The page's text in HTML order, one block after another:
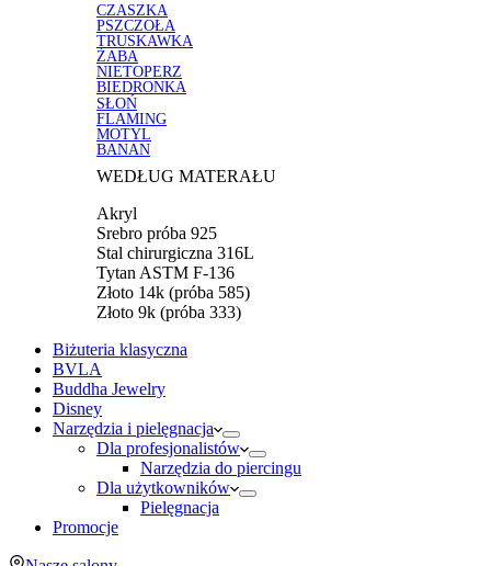
CZASZKA
PSZCZOŁA
TRUSKAWKA
ŻABA
NIETOPERZ
BIEDRONKA
SŁOŃ
FLAMING
MOTYL
BANAN
WEDŁUG MATERAŁU
Akryl
Srebro próba 925
Stal chirurgiczna 316L
Tytan ASTM F-136
Złoto 14k (próba 585)
Złoto 9k (próba 333)
Biżuteria klasyczna
BVLA
Buddha Jewelry
Disney
Narzędzia i pielęgnacja
Dla profesjonalistów
Narzędzia do piercingu
Dla użytkowników
Pielęgnacja
Promocje